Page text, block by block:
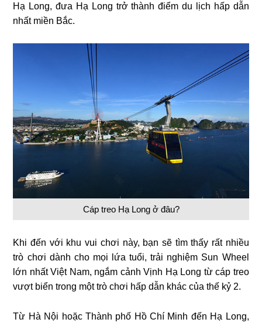
Hạ Long, đưa Hạ Long trở thành điểm du lịch hấp dẫn
nhất miền Bắc.
Cáp treo Hạ Long ở đâu?
Khi đến với khu vui chơi này, bạn sẽ tìm thấy rất nhiều
trò chơi dành cho mọi lứa tuổi, trải nghiệm Sun Wheel
lớn nhất Việt Nam, ngắm cảnh Vịnh Hạ Long từ cáp treo
vượt biển trong một trò chơi hấp dẫn khác của thế kỷ 2.
Từ Hà Nội hoặc Thành phố Hồ Chí Minh đến Hạ Long,